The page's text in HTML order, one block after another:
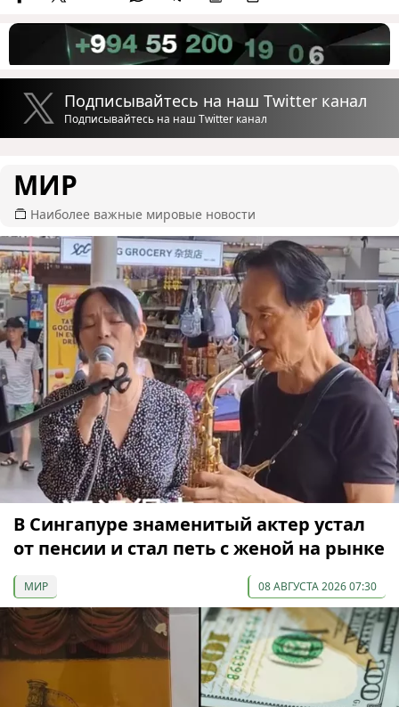
Подписывайтесь на наш Twitter канал
Подписывайтесь на наш Twitter канал
МИР
Наиболее важные мировые новости
В Сингапуре знаменитый актер устал
от пенсии и стал петь с женой на рынке
МИР 08 АВГУСТА 2026 07:30